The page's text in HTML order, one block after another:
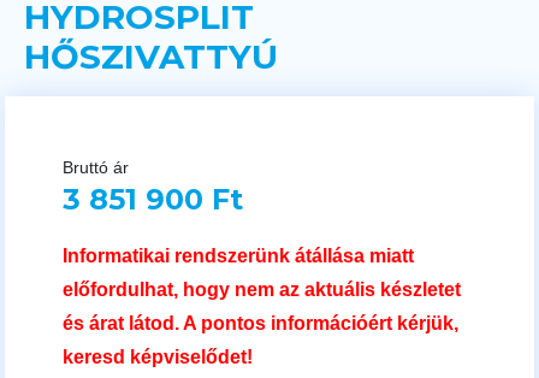
HYDROSPLIT
HŐSZIVATTYÚ
Bruttó ár
3 851 900 Ft
Informatikai rendszerünk átállása miatt
előfordulhat, hogy nem az aktuális készletet
és árat látod. A pontos információért kérjük,
keresd képviselődet!